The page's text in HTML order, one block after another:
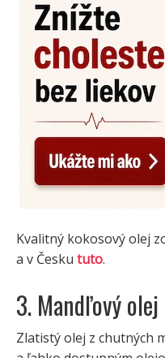
Kvalitný kokosový olej
a v Česku tuto.
3. Mandľový olej
Zlatistý olej z chutných